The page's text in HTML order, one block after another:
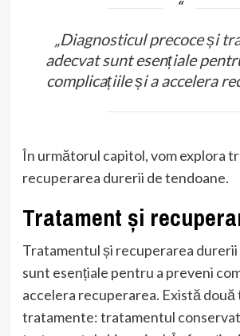
„Diagnosticul precoce și
adecvat sunt esențiale
complicațiile și a accelera
În următorul capitol, vom explora
recuperarea durerii de tendoane.
Tratament și
Tratamentul și recuperarea
sunt esențiale pentru a preveni
accelera recuperarea. Există două
tratamente: tratamentul